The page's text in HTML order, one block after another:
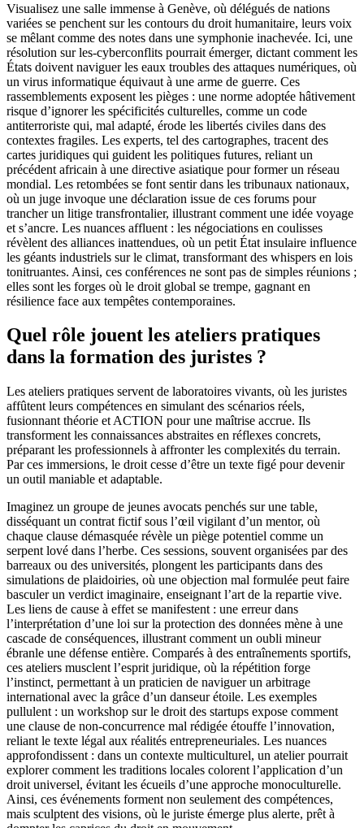
Visualisez une salle immense à Genève, où délégués de nations
variées se penchent sur les contours du droit humanitaire, leurs voix
se mêlant comme des notes dans une symphonie inachevée. Ici, une
résolution sur les-cyberconflits pourrait émerger, dictant comment les
États doivent naviguer les eaux troubles des attaques numériques, où
un virus informatique équivaut à une arme de guerre. Ces
rassemblements exposent les pièges : une norme adoptée hâtivement
risque d’ignorer les spécificités culturelles, comme un code
antiterroriste qui, mal adapté, érode les libertés civiles dans des
contextes fragiles. Les experts, tel des cartographes, tracent des
cartes juridiques qui guident les politiques futures, reliant un
précédent africain à une directive asiatique pour former un réseau
mondial. Les retombées se font sentir dans les tribunaux nationaux,
où un juge invoque une déclaration issue de ces forums pour
trancher un litige transfrontalier, illustrant comment une idée voyage
et s’ancre. Les nuances affluent : les négociations en coulisses
révèlent des alliances inattendues, où un petit État insulaire influence
les géants industriels sur le climat, transformant des whispers en lois
tonitruantes. Ainsi, ces conférences ne sont pas de simples réunions ;
elles sont les forges où le droit global se trempe, gagnant en
résilience face aux tempêtes contemporaines.
Quel rôle jouent les ateliers pratiques
dans la formation des juristes ?
Les ateliers pratiques servent de laboratoires vivants, où les juristes
affûtent leurs compétences en simulant des scénarios réels,
fusionnant théorie et ACTION pour une maîtrise accrue. Ils
transforment les connaissances abstraites en réflexes concrets,
préparant les professionnels à affronter les complexités du terrain.
Par ces immersions, le droit cesse d’être un texte figé pour devenir
un outil maniable et adaptable.
Imaginez un groupe de jeunes avocats penchés sur une table,
disséquant un contrat fictif sous l’œil vigilant d’un mentor, où
chaque clause démasquée révèle un piège potentiel comme un
serpent lové dans l’herbe. Ces sessions, souvent organisées par des
barreaux ou des universités, plongent les participants dans des
simulations de plaidoiries, où une objection mal formulée peut faire
basculer un verdict imaginaire, enseignant l’art de la repartie vive.
Les liens de cause à effet se manifestent : une erreur dans
l’interprétation d’une loi sur la protection des données mène à une
cascade de conséquences, illustrant comment un oubli mineur
ébranle une défense entière. Comparés à des entraînements sportifs,
ces ateliers musclent l’esprit juridique, où la répétition forge
l’instinct, permettant à un praticien de naviguer un arbitrage
international avec la grâce d’un danseur étoile. Les exemples
pullulent : un workshop sur le droit des startups expose comment
une clause de non-concurrence mal rédigée étouffe l’innovation,
reliant le texte légal aux réalités entrepreneuriales. Les nuances
approfondissent : dans un contexte multiculturel, un atelier pourrait
explorer comment les traditions locales colorent l’application d’un
droit universel, évitant les écueils d’une approche monoculturelle.
Ainsi, ces événements forment non seulement des compétences,
mais sculptent des visions, où le juriste émerge plus alerte, prêt à